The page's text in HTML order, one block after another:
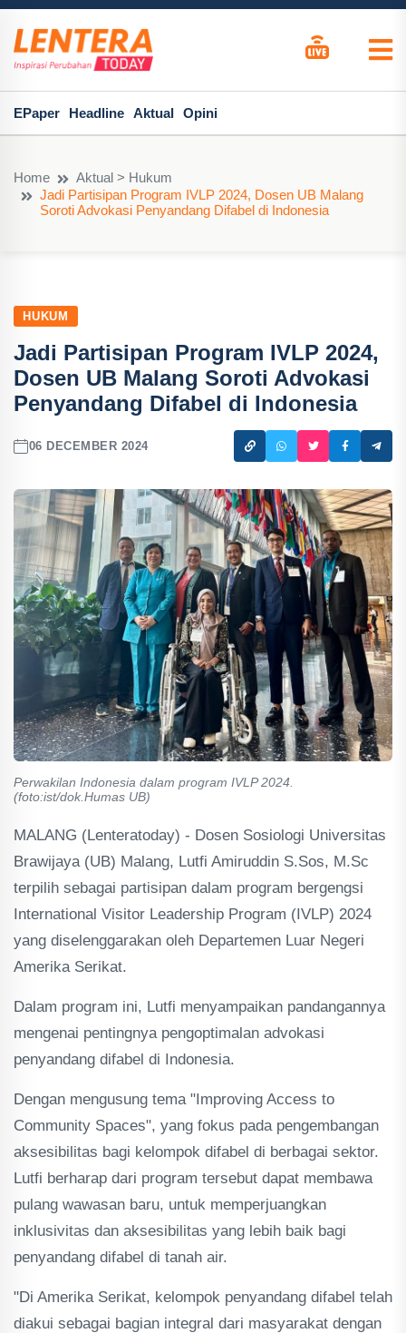
EPaper Headline Aktual Opini
Home
Aktual > Hukum
Jadi Partisipan Program IVLP 2024, Dosen UB Malang
Soroti Advokasi Penyandang Difabel di Indonesia
HUKUM
Jadi Partisipan Program IVLP 2024,
Dosen UB Malang Soroti Advokasi
Penyandang Difabel di Indonesia
06 DECEMBER 2024
Perwakilan Indonesia dalam program IVLP 2024.
(foto:ist/dok.Humas UB)
MALANG (Lenteratoday) - Dosen Sosiologi Universitas
Brawijaya (UB) Malang, Lutfi Amiruddin S.Sos, M.Sc
terpilih sebagai partisipan dalam program bergengsi
International Visitor Leadership Program (IVLP) 2024
yang diselenggarakan oleh Departemen Luar Negeri
Amerika Serikat.
Dalam program ini, Lutfi menyampaikan pandangannya
mengenai pentingnya pengoptimalan advokasi
penyandang difabel di Indonesia.
Dengan mengusung tema "Improving Access to
Community Spaces", yang fokus pada pengembangan
aksesibilitas bagi kelompok difabel di berbagai sektor.
Lutfi berharap dari program tersebut dapat membawa
pulang wawasan baru, untuk memperjuangkan
inklusivitas dan aksesibilitas yang lebih baik bagi
penyandang difabel di tanah air.
"Di Amerika Serikat, kelompok penyandang difabel telah
diakui sebagai bagian integral dari masyarakat dengan